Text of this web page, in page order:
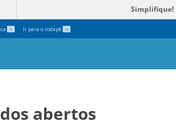
3 Ir para o rodapé 4
Simplifique!
Ferramentas
Pessoais
abertos